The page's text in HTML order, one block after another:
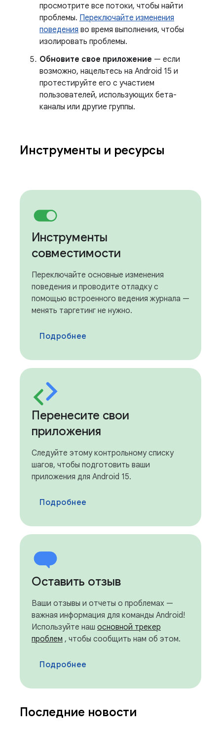
просмотрите все потоки, чтобы найти
проблемы. Переключайте изменения
поведения во время выполнения, чтобы
изолировать проблемы.
Обновите свое приложение — если
возможно, нацельтесь на Android 15 и
протестируйте его с участием
пользователей, использующих бета-
каналы или другие группы.
Инструменты и ресурсы
Инструменты
совместимости
Переключайте основные изменения
поведения и проводите отладку с
помощью встроенного ведения журнала —
менять таргетинг не нужно.
Подробнее
Перенесите свои
приложения
Следуйте этому контрольному списку
шагов, чтобы подготовить ваши
приложения для Android 15.
Подробнее
Оставить отзыв
Ваши отзывы и отчеты о проблемах —
важная информация для команды Android!
Используйте наш основной трекер
проблем , чтобы сообщить нам об этом.
Подробнее
Последние новости